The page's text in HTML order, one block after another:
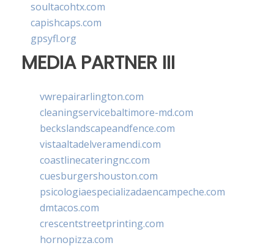
soultacohtx.com
capishcaps.com
gpsyfl.org
MEDIA PARTNER III
vwrepairarlington.com
cleaningservicebaltimore-md.com
beckslandscapeandfence.com
vistaaltadelveramendi.com
coastlinecateringnc.com
cuesburgershouston.com
psicologiaespecializadaencampeche.com
dmtacos.com
crescentstreetprinting.com
hornopizza.com